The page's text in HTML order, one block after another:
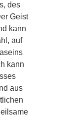
des
Geist
kann
auf
kann
aus